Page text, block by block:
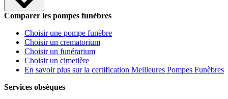
Comparer les pompes funèbres
Choisir une pompe funèbre
Choisir un crematorium
Choisir un funérarium
Choisir un cimetière
En savoir plus sur la certification Meilleures Pompes Funèbres
Services obsèques